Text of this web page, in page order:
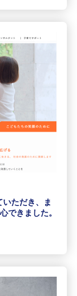
ただき、ま
できました。